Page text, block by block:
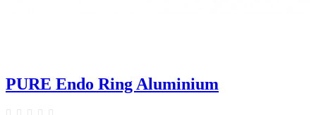
PURE Endo Ring Aluminium